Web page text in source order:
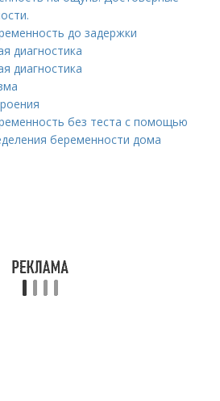
до задержки
диагностика
диагностика
без теста с помощью
беременности дома